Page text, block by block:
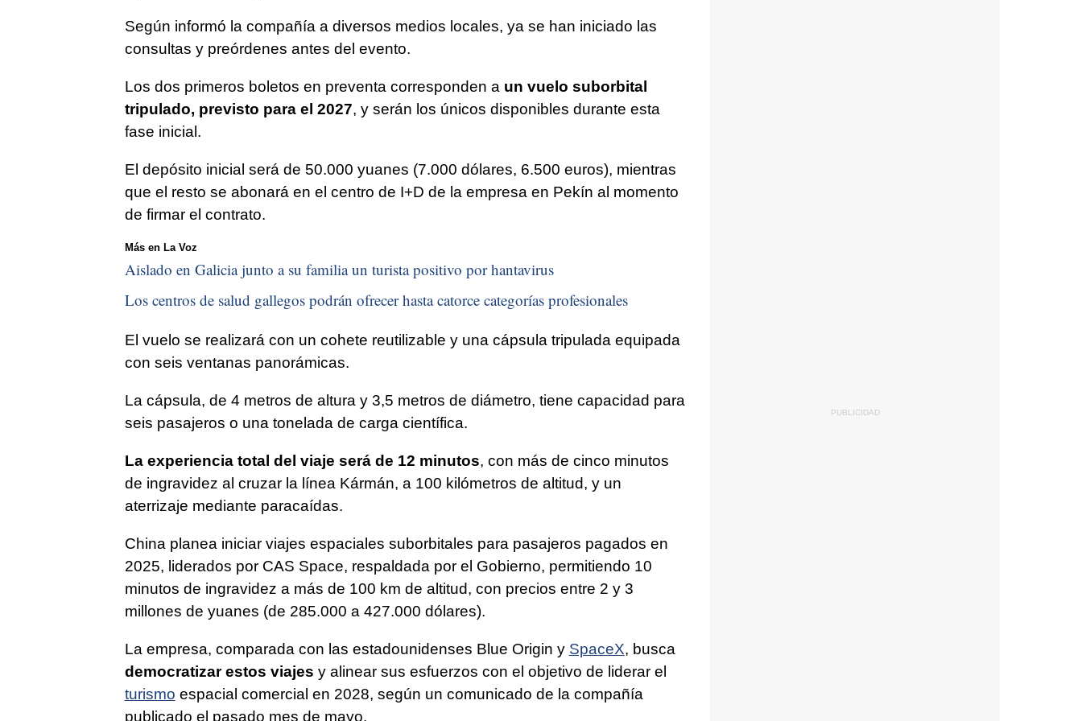
Según informó la compañía a diversos medios locales, ya se han iniciado las
consultas y preórdenes antes del evento.
Los dos primeros boletos en preventa corresponden a un vuelo suborbital
tripulado, previsto para el 2027, y serán los únicos disponibles durante esta
fase inicial.
El depósito inicial será de 50.000 yuanes (7.000 dólares, 6.500 euros), mientras
que el resto se abonará en el centro de I+D de la empresa en Pekín al momento
de firmar el contrato.
Más en La Voz
Aislado en Galicia junto a su familia un turista positivo por hantavirus
Los centros de salud gallegos podrán ofrecer hasta catorce categorías profesionales
El vuelo se realizará con un cohete reutilizable y una cápsula tripulada equipada
con seis ventanas panorámicas.
La cápsula, de 4 metros de altura y 3,5 metros de diámetro, tiene capacidad para
seis pasajeros o una tonelada de carga científica.
La experiencia total del viaje será de 12 minutos, con más de cinco minutos
de ingravidez al cruzar la línea Kármán, a 100 kilómetros de altitud, y un
aterrizaje mediante paracaídas.
China planea iniciar viajes espaciales suborbitales para pasajeros pagados en
2025, liderados por CAS Space, respaldada por el Gobierno, permitiendo 10
minutos de ingravidez a más de 100 km de altitud, con precios entre 2 y 3
millones de yuanes (de 285.000 a 427.000 dólares).
La empresa, comparada con las estadounidenses Blue Origin y SpaceX, busca
democratizar estos viajes y alinear sus esfuerzos con el objetivo de liderar el
turismo espacial comercial en 2028, según un comunicado de la compañía
publicado el pasado mes de mayo.